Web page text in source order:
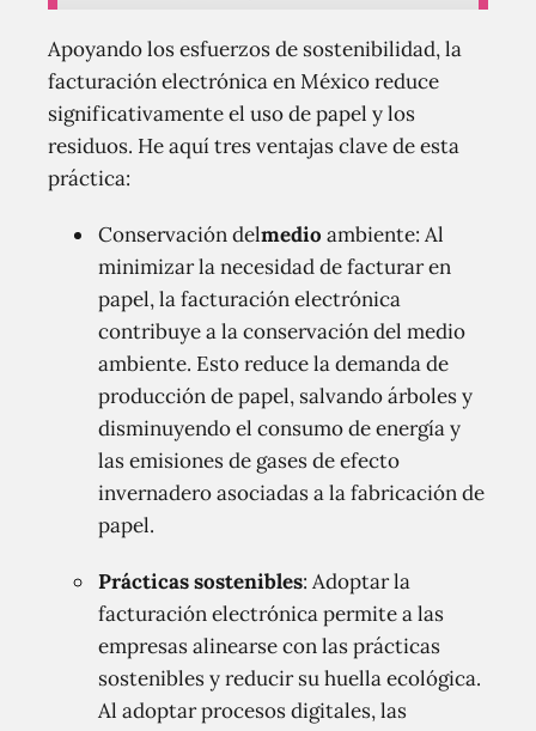
Apoyando los esfuerzos de sostenibilidad, la
facturación electrónica en México reduce
significativamente el uso de papel y los
residuos. He aquí tres ventajas clave de esta
práctica:
Conservación delmedio ambiente: Al
minimizar la necesidad de facturar en
papel, la facturación electrónica
contribuye a la conservación del medio
ambiente. Esto reduce la demanda de
producción de papel, salvando árboles y
disminuyendo el consumo de energía y
las emisiones de gases de efecto
invernadero asociadas a la fabricación de
papel.
Prácticas sostenibles: Adoptar la
facturación electrónica permite a las
empresas alinearse con las prácticas
sostenibles y reducir su huella ecológica.
Al adoptar procesos digitales, las